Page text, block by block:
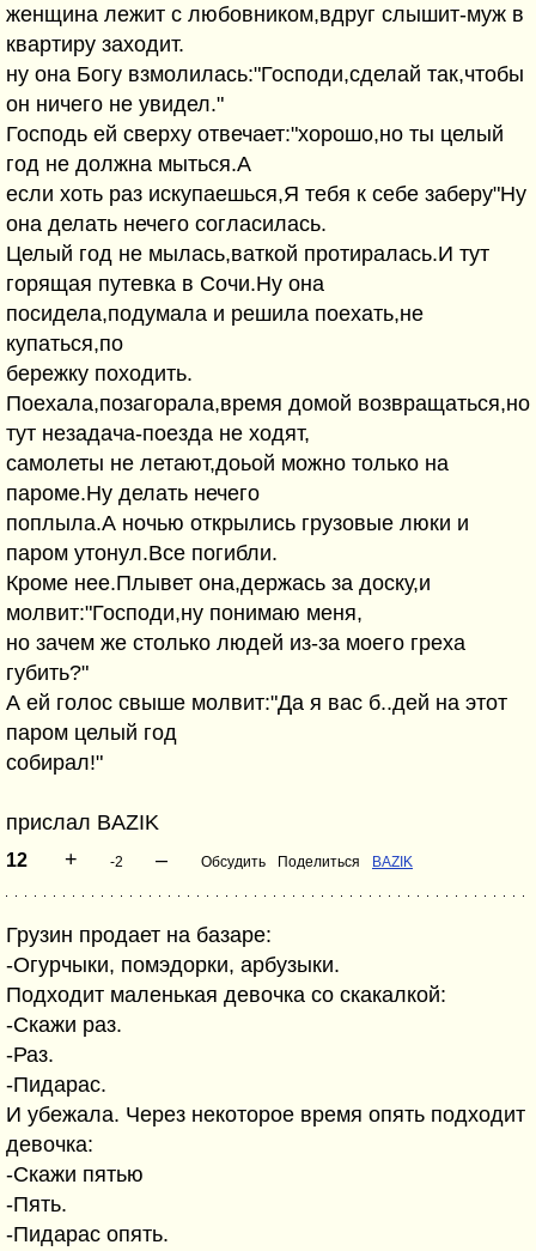
женщина лежит с любовником,вдруг слышит-муж в
квартиру заходит.
ну она Богу взмолилась:"Господи,сделай так,чтобы
он ничего не увидел."
Господь ей сверху отвечает:"хорошо,но ты целый
год не должна мыться.А
если хоть раз искупаешься,Я тебя к себе заберу"Ну
она делать нечего согласилась.
Целый год не мылась,ваткой протиралась.И тут
горящая путевка в Сочи.Ну она
посидела,подумала и решила поехать,не
купаться,по
бережку походить.
Поехала,позагорала,время домой возвращаться,но
тут незадача-поезда не ходят,
самолеты не летают,доьой можно только на
пароме.Ну делать нечего
поплыла.А ночью открылись грузовые люки и
паром утонул.Все погибли.
Кроме нее.Плывет она,держась за доску,и
молвит:"Господи,ну понимаю меня,
но зачем же столько людей из-за моего греха
губить?"
А ей голос свыше молвит:"Да я вас б..дей на этот
паром целый год
собирал!"
прислал BAZIK
12 + -2 – Обсудить Поделиться BAZIK
Грузин продает на базаре:
-Огурчыки, помэдорки, арбузыки.
Подходит маленькая девочка со скакалкой:
-Скажи раз.
-Раз.
-Пидарас.
И убежала. Через некоторое время опять подходит
девочка:
-Скажи пятью
-Пять.
-Пидарас опять.